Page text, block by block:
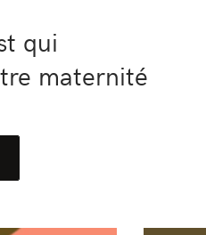
qui
maternité